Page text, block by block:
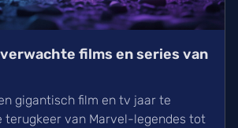
films en series van
gigantisch film en tv jaar te
terugkeer van Marvel-legendes tot